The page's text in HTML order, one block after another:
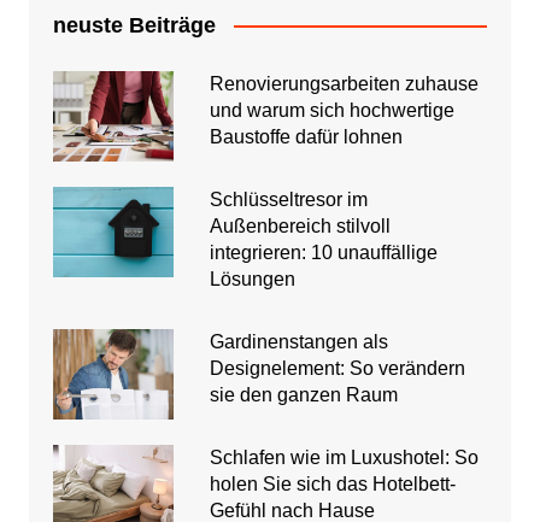
neuste Beiträge
Renovierungsarbeiten zuhause
und warum sich hochwertige
Baustoffe dafür lohnen
Schlüsseltresor im
Außenbereich stilvoll
integrieren: 10 unauffällige
Lösungen
Gardinenstangen als
Designelement: So verändern
sie den ganzen Raum
Schlafen wie im Luxushotel: So
holen Sie sich das Hotelbett-
Gefühl nach Hause